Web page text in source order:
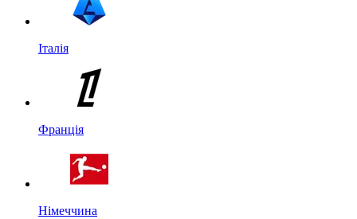
Італія
Франція
Німеччина